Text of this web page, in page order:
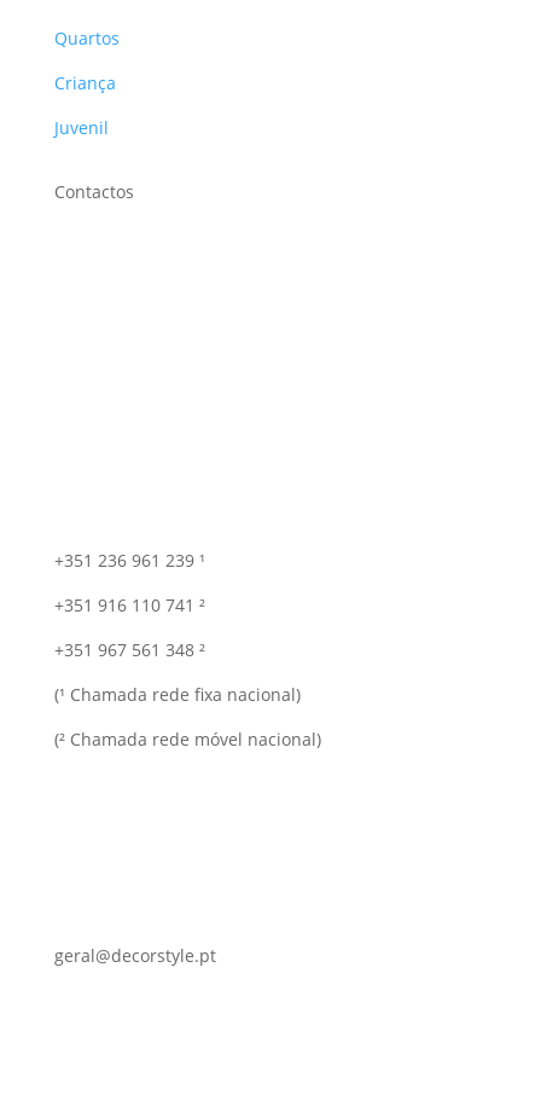
Quartos
Criança
Juvenil
Contactos
+351 236 961 239 ¹
+351 916 110 741 ²
+351 967 561 348 ²
(¹ Chamada rede fixa nacional)
(² Chamada rede móvel nacional)
geral@decorstyle.pt